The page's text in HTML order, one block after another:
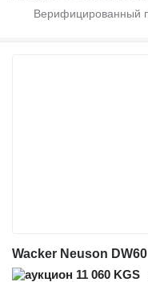
Wacker Neuson DW60
11 060 KGS